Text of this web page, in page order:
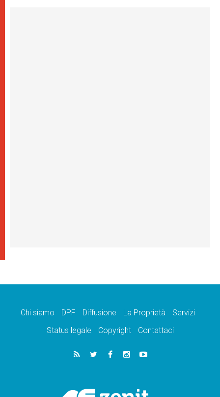
Chi siamo DPF Diffusione La Proprietà
Servizi
Status legale
Copyright Contattaci